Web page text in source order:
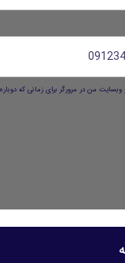
وبسایت من در مرورگر برای زمانی که